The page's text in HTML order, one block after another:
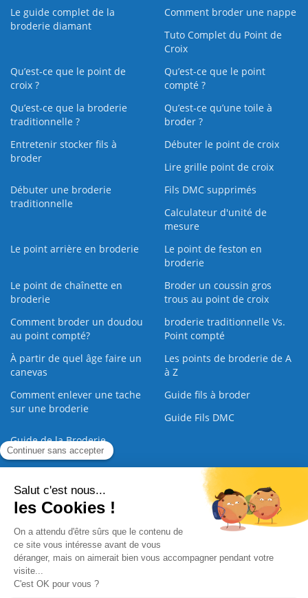
Le guide complet de la
broderie diamant
Comment broder une nappe
Tuto Complet du Point de
Croix
Qu’est-ce que le point de
croix ?
Qu’est-ce que le point
compté ?
Qu’est-ce que la broderie
traditionnelle ?
Qu’est‑ce qu’une toile à
broder ?
Entretenir stocker fils à
broder
Débuter le point de croix
Lire grille point de croix
Débuter une broderie
traditionnelle
Fils DMC supprimés
Calculateur d'unité de
mesure
Le point arrière en broderie
Le point de feston en
broderie
Le point de chaînette en
broderie
Broder un coussin gros
trous au point de croix
Comment broder un doudou
au point compté?
broderie traditionnelle Vs.
Point compté
À partir de quel âge faire un
canevas
Les points de broderie de A
à Z
Comment enlever une tache
sur une broderie
Guide fils à broder
Guide Fils DMC
Guide de la Broderie
Commande Papier | Nous contacter |
Paiement sécurisé |